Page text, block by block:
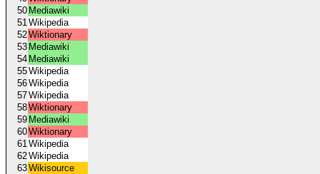
50 Mediawiki
51Wikipedia
52Wiktionary
53 Mediawiki
54 Mediawiki
55Wikipedia
56Wikipedia
57Wikipedia
58Wiktionary
59 Mediawiki
60Wiktionary
61Wikipedia
62Wikipedia
63Wikisource